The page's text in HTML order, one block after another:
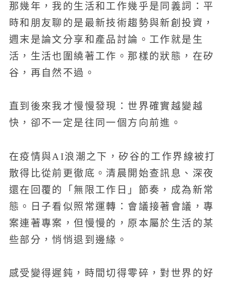
那幾年，我的生活和工作幾乎是同義詞：平
時和朋友聊的是最新技術趨勢與新創投資，
週末是論文分享和產品討論。工作就是生
活，生活也圍繞著工作。那樣的狀態，在矽
谷，再自然不過。
直到後來我才慢慢發現：世界確實越變越
快，卻不一定是往同一個方向前進。
在疫情與AI浪潮之下，矽谷的工作界線被打
散得比從前更徹底。清晨開始查訊息、深夜
還在回覆的「無限工作日」節奏，成為新常
態。日子看似照常運轉：會議接著會議，專
案連著專案，但慢慢的，原本屬於生活的某
些部分，悄悄退到邊緣。
感受變得遲鈍，時間切得零碎，對世界的好